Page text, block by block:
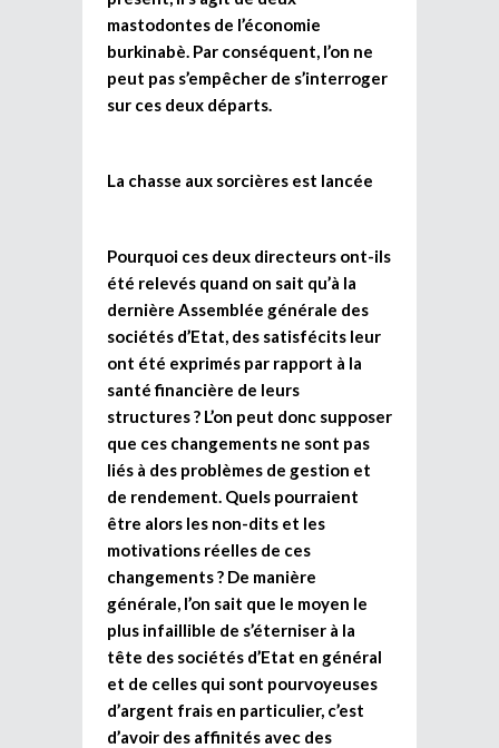
mastodontes de l’économie
burkinabè. Par conséquent, l’on ne
peut pas s’empêcher de s’interroger
sur ces deux départs.
La chasse aux sorcières est lancée
Pourquoi ces deux directeurs ont-ils
été relevés quand on sait qu’à la
dernière Assemblée générale des
sociétés d’Etat, des satisfécits leur
ont été exprimés par rapport à la
santé financière de leurs
structures ? L’on peut donc supposer
que ces changements ne sont pas
liés à des problèmes de gestion et
de rendement. Quels pourraient
être alors les non-dits et les
motivations réelles de ces
changements ? De manière
générale, l’on sait que le moyen le
plus infaillible de s’éterniser à la
tête des sociétés d’Etat en général
et de celles qui sont pourvoyeuses
d’argent frais en particulier, c’est
d’avoir des affinités avec des